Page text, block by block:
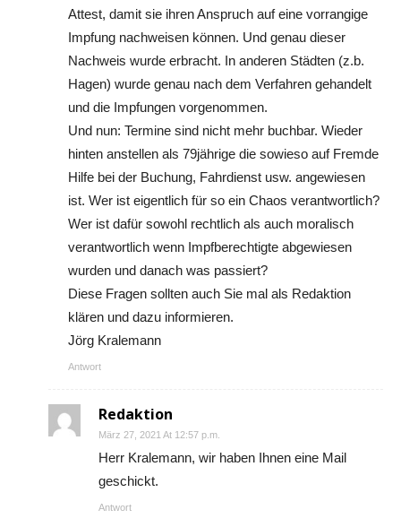
Attest, damit sie ihren Anspruch auf eine vorrangige
Impfung nachweisen können. Und genau dieser
Nachweis wurde erbracht. In anderen Städten (z.b.
Hagen) wurde genau nach dem Verfahren gehandelt
und die Impfungen vorgenommen.
Und nun: Termine sind nicht mehr buchbar. Wieder
hinten anstellen als 79jährige die sowieso auf Fremde
Hilfe bei der Buchung, Fahrdienst usw. angewiesen
ist. Wer ist eigentlich für so ein Chaos verantwortlich?
Wer ist dafür sowohl rechtlich als auch moralisch
verantwortlich wenn Impfberechtigte abgewiesen
wurden und danach was passiert?
Diese Fragen sollten auch Sie mal als Redaktion
klären und dazu informieren.
Jörg Kralemann
Antwort
Redaktion
März 27, 2021 At 12:57 p.m.
Herr Kralemann, wir haben Ihnen eine Mail
geschickt.
Antwort